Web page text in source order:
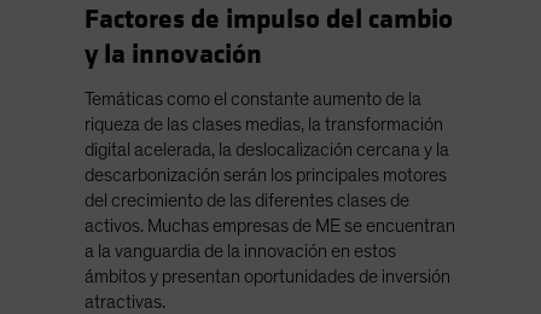
Factores de impulso del cambio
y la innovación
Temáticas como el constante aumento de la
riqueza de las clases medias, la transformación
digital acelerada, la deslocalización cercana y la
descarbonización serán los principales motores
del crecimiento de las diferentes clases de
activos. Muchas empresas de ME se encuentran
a la vanguardia de la innovación en estos
ámbitos y presentan oportunidades de inversión
atractivas.